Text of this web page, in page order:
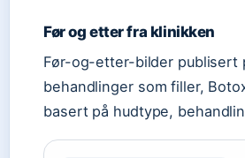
Før og etter fra klinikken
Før-og-etter-bilder publisert
behandlinger som filler,
basert på hudtype,